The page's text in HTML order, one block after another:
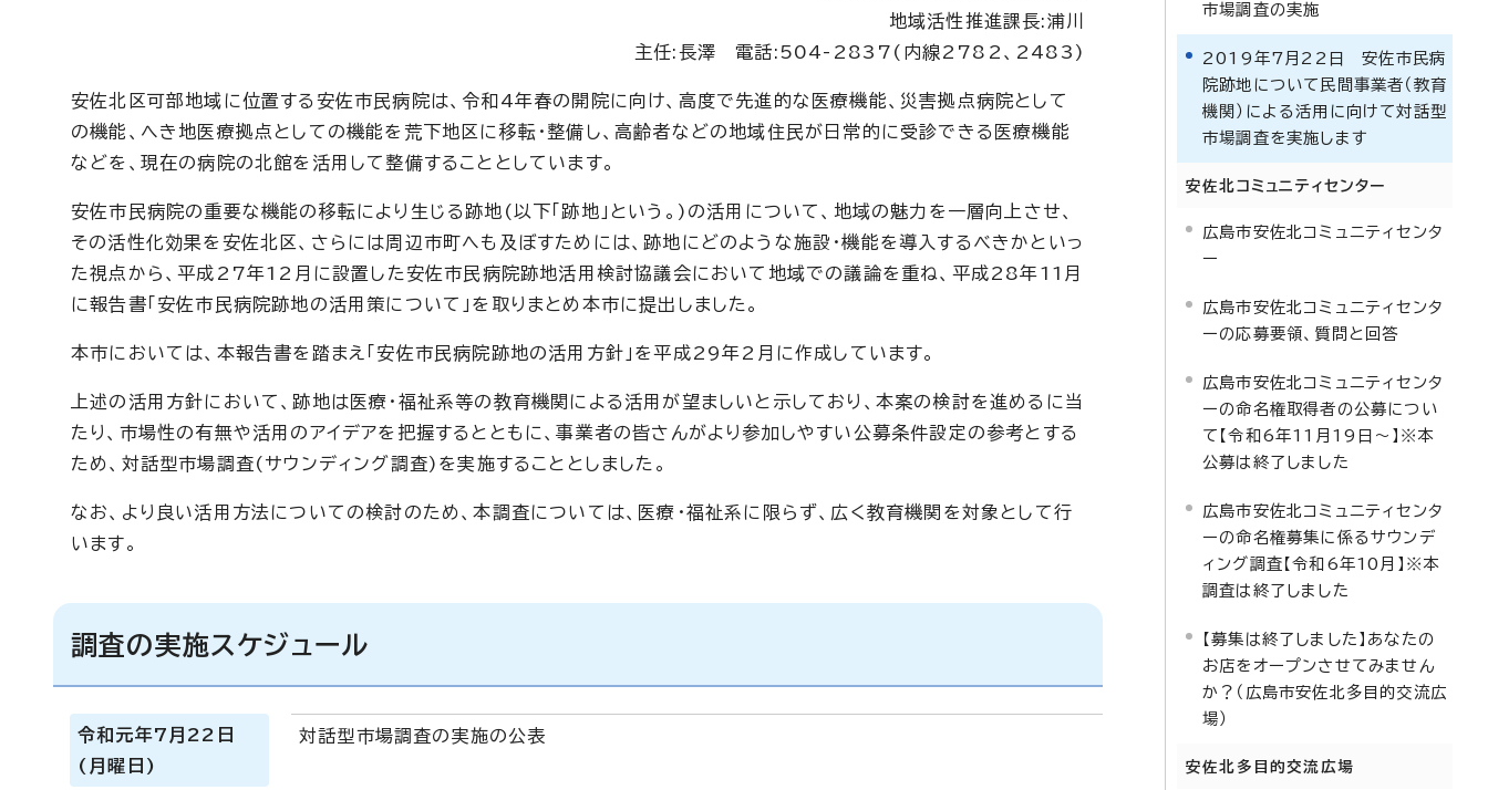
地域活性推進課長:浦川
主任:長澤 電話:504-2837(内線2782、2483)
安佐北区可部地域に位置する安佐市民病院は、令和4年春の開院に向け、高度で先進的な医療機能、災害拠点病院として
の機能、へき地医療拠点としての機能を荒下地区に移転・整備し、高齢者などの地域住民が日常的に受診できる医療機能
などを、現在の病院の北館を活用して整備することとしています。
安佐市民病院の重要な機能の移転により生じる跡地(以下「跡地」という。)の活用について、地域の魅力を一層向上させ、
その活性化効果を安佐北区、さらには周辺市町へも及ぼすためには、跡地にどのような施設・機能を導入するべきかといっ
た視点から、平成27年12月に設置した安佐市民病院跡地活用検討協議会において地域での議論を重ね、平成28年11月
に報告書「安佐市民病院跡地の活用策について」を取りまとめ本市に提出しました。
本市においては、本報告書を踏まえ「安佐市民病院跡地の活用方針」を平成29年2月に作成しています。
上述の活用方針において、跡地は医療・福祉系等の教育機関による活用が望ましいと示しており、本案の検討を進めるに当
たり、市場性の有無や活用のアイデアを把握するとともに、事業者の皆さんがより参加しやすい公募条件設定の参考とする
ため、対話型市場調査(サウンディング調査)を実施することとしました。
なお、より良い活用方法についての検討のため、本調査については、医療・福祉系に限らず、広く教育機関を対象として行
います。
調査の実施スケジュール
令和元年7月22日
(月曜日)
対話型市場調査の実施の公表
市場調査の実施
2019年7月22日 安佐市民病
院跡地について民間事業者（教育
機関）による活用に向けて対話型
市場調査を実施します
安佐北コミュニティセンター
広島市安佐北コミュニティセンタ
ー
広島市安佐北コミュニティセンタ
ーの応募要領、質問と回答
広島市安佐北コミュニティセンタ
ーの命名権取得者の公募につい
て【令和6年11月19日～】※本
公募は終了しました
広島市安佐北コミュニティセンタ
ーの命名権募集に係るサウンデ
ィング調査【令和6年10月】※本
調査は終了しました
【募集は終了しました】あなたの
お店をオープンさせてみません
か？（広島市安佐北多目的交流広
場）
安佐北多目的交流広場